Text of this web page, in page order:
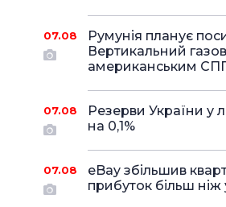
07.08
Румунія планує
Вертикальний
американським
07.08
Резерви України у
на 0,1%
07.08
eBay збільшив
прибуток більш ніж